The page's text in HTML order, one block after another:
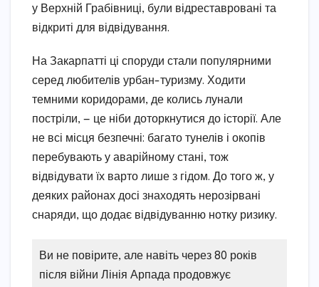
у Верхній Грабівниці, були відреставровані та
відкриті для відвідування.
На Закарпатті ці споруди стали популярними
серед любителів урбан-туризму. Ходити
темними коридорами, де колись лунали
постріли, — це ніби доторкнутися до історії. Але
не всі місця безпечні: багато тунелів і окопів
перебувають у аварійному стані, тож
відвідувати їх варто лише з гідом. До того ж, у
деяких районах досі знаходять нерозірвані
снаряди, що додає відвідуванню нотку ризику.
Ви не повірите, але навіть через 80 років
після війни Лінія Арпада продовжує